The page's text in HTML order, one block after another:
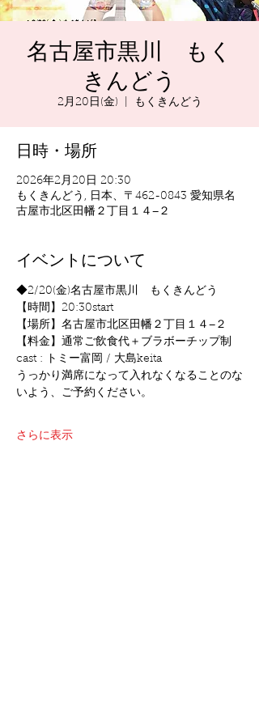
名古屋市黒川 もく
きんどう
2月20日(金) もくきんどう
日時・場所
2026年2月20日 20:30
もくきんどう, 日本、〒462-0843 愛知県名
古屋市北区田幡２丁目１４−２
イベントについて
◆2/20(金)名古屋市黒川　もくきんどう
【時間】20:30start
【場所】名古屋市北区田幡２丁目１４−２
【料金】通常ご飲食代＋ブラボーチップ制
cast : トミー富岡 / 大島keita
うっかり満席になって入れなくなることのな
いよう、ご予約ください。
さらに表示